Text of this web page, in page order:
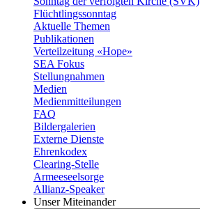
Flüchtlingssonntag
Aktuelle Themen
Publikationen
Verteilzeitung «Hope»
SEA Fokus
Stellungnahmen
Medien
Medienmitteilungen
FAQ
Bildergalerien
Externe Dienste
Ehrenkodex
Clearing-Stelle
Armeeseelsorge
Allianz-Speaker
Unser Miteinander